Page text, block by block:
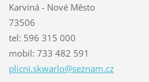
Karviná - Nové Město
73506
tel: 596 315 000
mobil: 733 482 591
plicni.skwarlo@seznam.cz